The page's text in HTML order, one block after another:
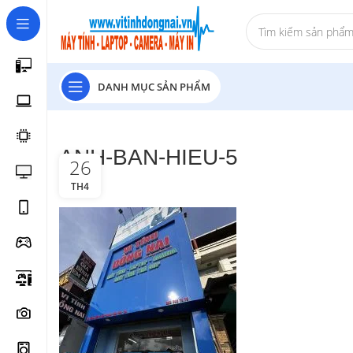
DANH MỤC SẢN PHẨM
ANH-BAN-HIEU-5
26
TH4